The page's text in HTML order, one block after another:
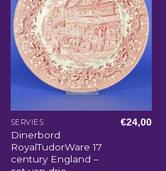
SERVIES
Dinerbord
RoyalTudorWare 17
century England –
€24,00